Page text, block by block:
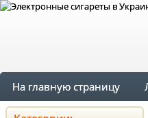
На главную страницу